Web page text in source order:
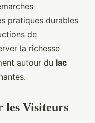
pratiques durables
de
la richesse
autour du lac
les Visiteurs